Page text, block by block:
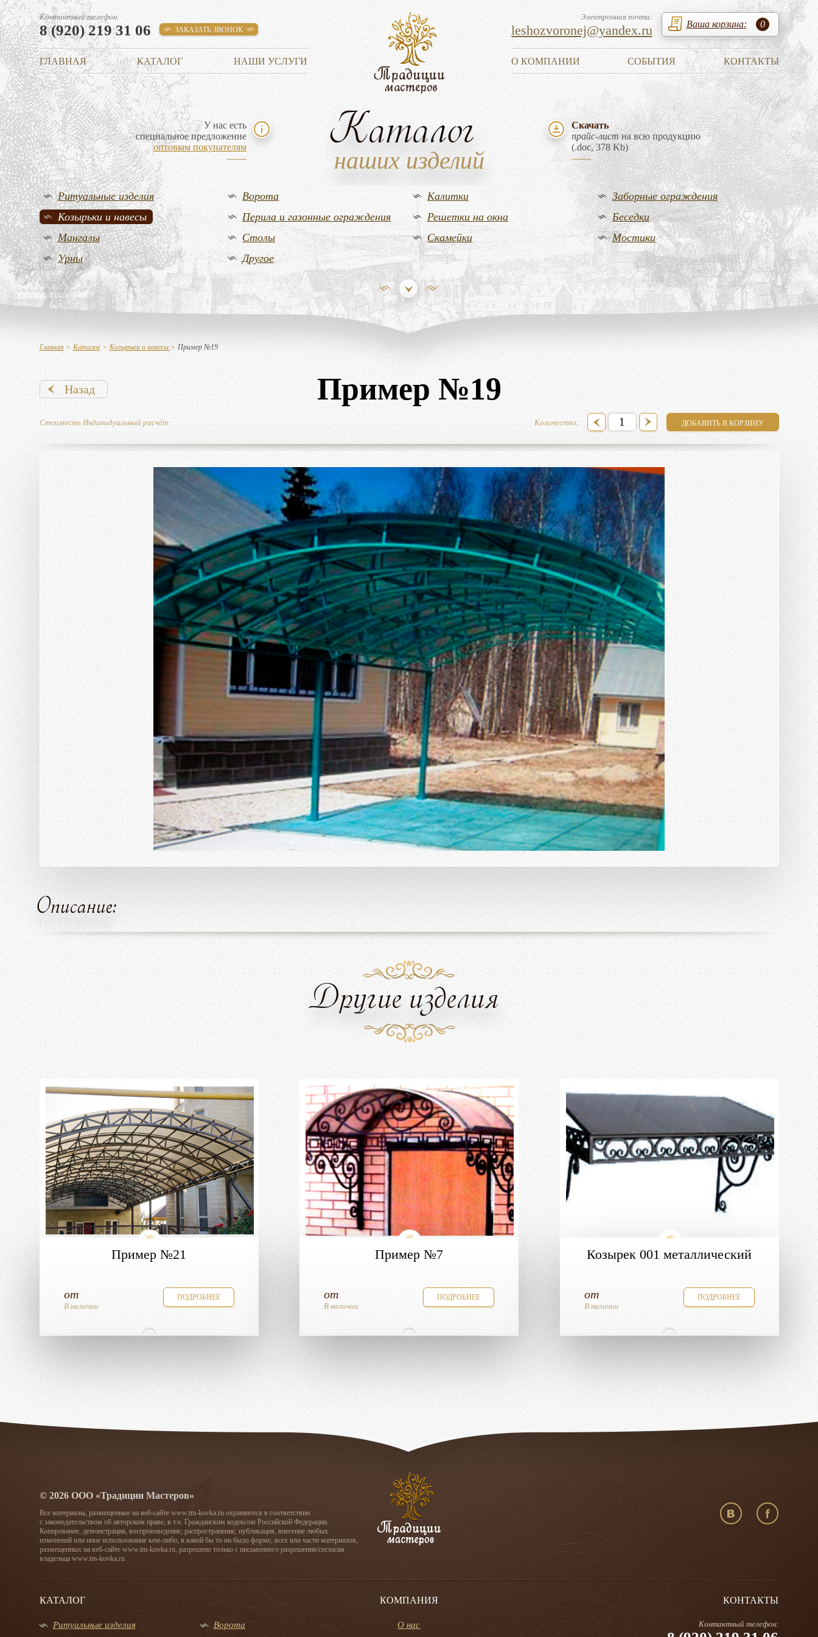
Ваша корзина: 0
Контактный телефон:
8 (920) 219 31 06 ЗАКАЗАТЬ ЗВОНОК
ГЛАВНАЯ КАТАЛОГ НАШИ УСЛУГИ
Электронная почта:
leshozvoronej@yandex.ru
О КОМПАНИИ СОБЫТИЯ КОНТАКТЫ
У нас есть
специальное предложение
оптовым покупателям
Каталог
наших изделий
Скачать
прайс-листна всю продукцию
(.doc, 378 Kb)
Ритуальные изделия Ворота Калитки
Заборные ограждения
Козырьки и навесы
Перила и газонные ограждения Решетки на окна
Беседки
Мангалы
Столы Скамейки
Мостики
Урны
Другое
Главная> Каталог> Козырьки и навесы> Пример №19
Назад Пример №19
Стоимость Индивидуальный расчёт: Количество:
Описание:
Другие изделия
Пример №21
от
В наличии
ПОДРОБНЕЕ
Пример №7
от
В наличии
ПОДРОБНЕЕ
Козырек 001 металлический
от
В наличии
ПОДРОБНЕЕ
© 2026 ООО «Традиции Мастеров»
Все материалы, размещенные на веб-сайте www.tm-kovka.ru охраняются в соответствии
с законодательством об авторском праве, в т.ч. Гражданским кодексом Российской Федерации.
Копирование, демонстрация, воспроизведение, распространение, публикация, внесение любых
изменений или иное использование кем-либо, в какой бы то ни было форме, всех или части материалов,
размещенных на веб-сайте www.tm-kovka.ru, разрешено только с письменного разрешения/согласия
владельца www.tm-kovka.ru
КАТАЛОГ
Ритуальные изделия Ворота
КОМПАНИЯ
О нас
КОНТАКТЫ
Контактный телефон: